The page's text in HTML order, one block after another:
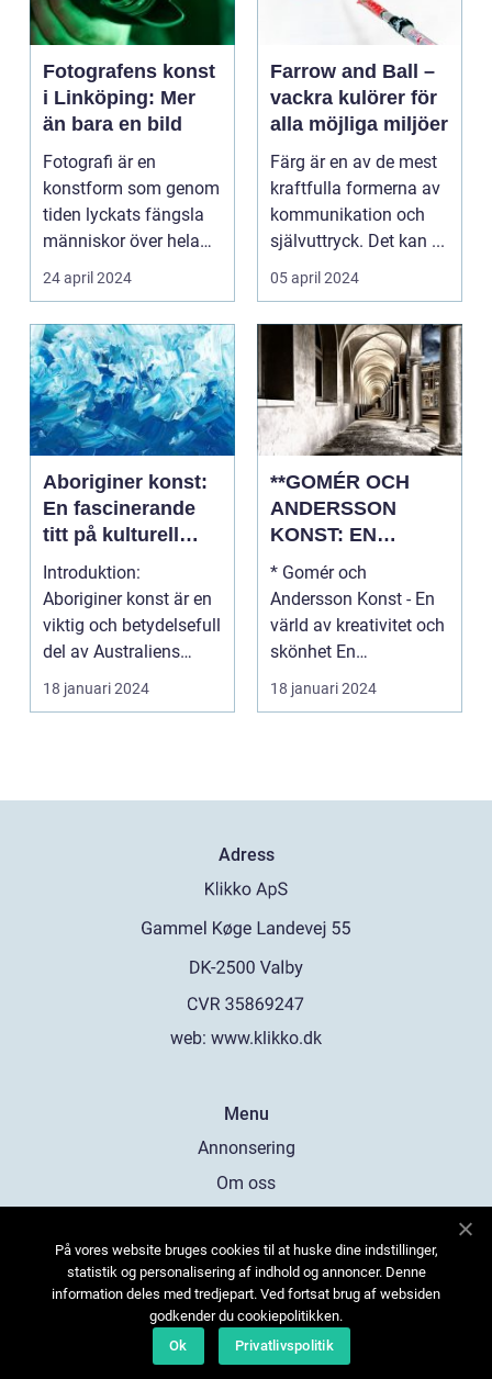
Fotografens konst
i Linköping: Mer
än bara en bild
Fotografi är en
konstform som genom
tiden lyckats fängsla
människor över hela
v&...
24 april 2024
Farrow and Ball –
vackra kulörer för
alla möjliga miljöer
Färg är en av de mest
kraftfulla formerna av
kommunikation och
självuttryck. Det kan ...
05 april 2024
Aboriginer konst:
En fascinerande
titt på kulturell
mångfald och
kreativitet
Introduktion:
Aboriginer konst är en
viktig och betydelsefull
del av Australiens
kulturella arv. Un...
18 januari 2024
**GOMÉR OCH
ANDERSSON
KONST: EN
ÖVERSIKT OCH
ANALYS**
* Gomér och
Andersson Konst - En
värld av kreativitet och
skönhet En
övergripande, grundlig
översi...
18 januari 2024
Adress
web: www.klikko.dk
Menu
Annonsering
Om oss
Kontakta oss
Sitemap
På vores website bruges cookies til at huske dine indstillinger,
statistik og personalisering af indhold og annoncer. Denne
information deles med tredjepart. Ved fortsat brug af websiden
godkender du cookiepolitikken.
Ok
Privatlivspolitik